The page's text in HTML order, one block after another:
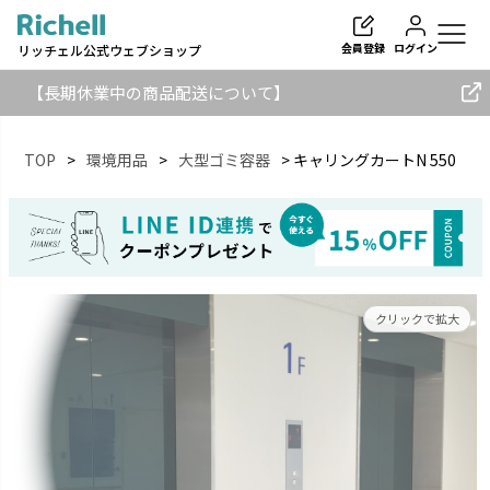
リッチェル公式ウェブショップ 会員登録 ログイン
【長期休業中の商品配送について】
検索
TOP 環境用品 大型ゴミ容器 キャリングカートN 550
クリックで拡大